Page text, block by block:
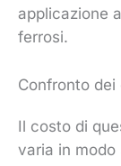
applicazione
ferrosi.
Confronto dei
Il costo di
varia in